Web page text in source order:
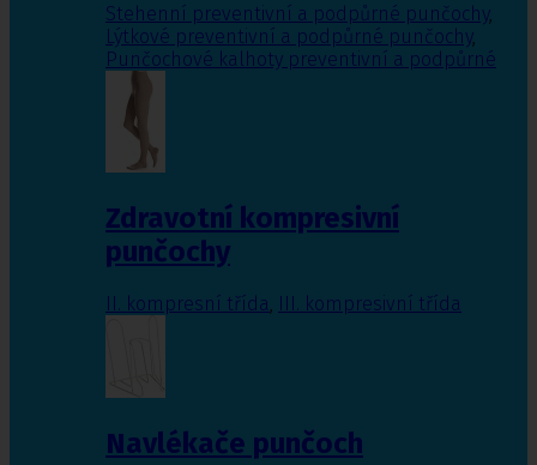
Stehenní preventivní a podpůrné punčochy,
Lýtkové preventivní a podpůrné punčochy,
Punčochové kalhoty preventivní a podpůrné
Zdravotní kompresivní
punčochy
II. kompresní třída III. kompresivní třída
Navlékače punčoch